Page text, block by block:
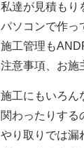
私達が見積もり
パソコンで作っ
施工管理も
注意事項、お施
施工にもいろん
関わったりする
やり取りでは漏